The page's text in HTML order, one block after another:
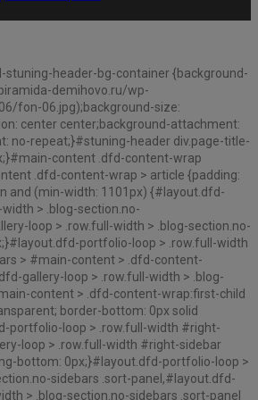
header-bg-container {background-
demihovo.ru/wp-
fon-06.jpg);background-size:
center center;background-attachment:
no-repeat;}#stuning-header div.page-title-
content .dfd-content-wrap
.dfd-content-wrap > article {padding:
and (min-width: 1101px) {#layout.dfd-
> .blog-section.no-
loop > .row.full-width > .blog-section.no-
portfolio-loop > .row.full-width
> #main-content > .dfd-content-
gallery-loop > .row.full-width > .blog-
content > .dfd-content-wrap:first-child
border-bottom: 0px solid
portfolio-loop > .row.full-width #right-
loop > .row.full-width #right-sidebar
bottom: 0px;}#layout.dfd-portfolio-loop >
sidebars .sort-panel,#layout.dfd-
> .blog-section.no-sidebars .sort-panel